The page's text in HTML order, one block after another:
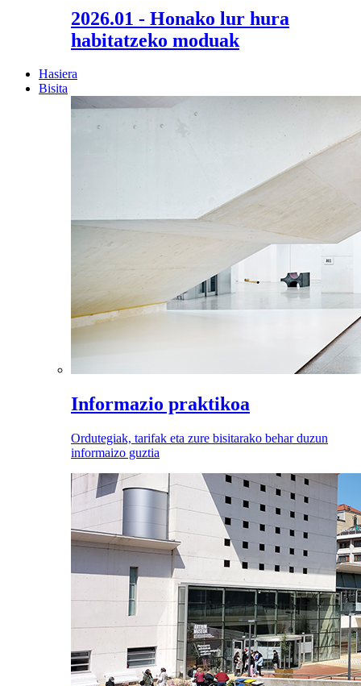
2026.01 - Honako lur hura
habitatzeko moduak
Hasiera
Bisita
Informazio praktikoa
Ordutegiak, tarifak eta zure bisitarako behar duzun
informaizo guztia